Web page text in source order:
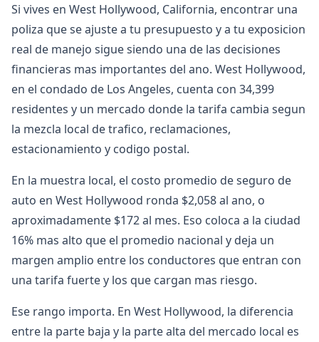
Si vives en West Hollywood, California, encontrar una
poliza que se ajuste a tu presupuesto y a tu exposicion
real de manejo sigue siendo una de las decisiones
financieras mas importantes del ano. West Hollywood,
en el condado de Los Angeles, cuenta con 34,399
residentes y un mercado donde la tarifa cambia segun
la mezcla local de trafico, reclamaciones,
estacionamiento y codigo postal.
En la muestra local, el costo promedio de seguro de
auto en West Hollywood ronda $2,058 al ano, o
aproximadamente $172 al mes. Eso coloca a la ciudad
16% mas alto que el promedio nacional y deja un
margen amplio entre los conductores que entran con
una tarifa fuerte y los que cargan mas riesgo.
Ese rango importa. En West Hollywood, la diferencia
entre la parte baja y la parte alta del mercado local es